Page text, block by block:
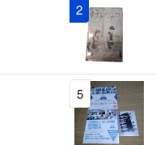
2
5